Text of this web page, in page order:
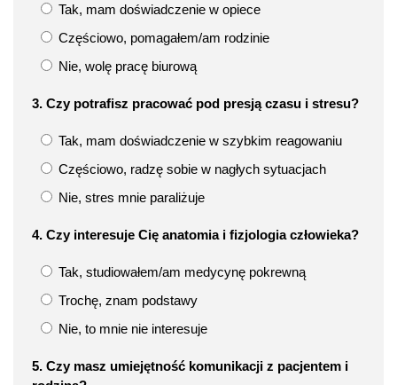
Tak, mam doświadczenie w opiece
Częściowo, pomagałem/am rodzinie
Nie, wolę pracę biurową
3. Czy potrafisz pracować pod presją czasu i stresu?
Tak, mam doświadczenie w szybkim reagowaniu
Częściowo, radzę sobie w nagłych sytuacjach
Nie, stres mnie paraliżuje
4. Czy interesuje Cię anatomia i fizjologia człowieka?
Tak, studiowałem/am medycynę pokrewną
Trochę, znam podstawy
Nie, to mnie nie interesuje
5. Czy masz umiejętność komunikacji z pacjentem i